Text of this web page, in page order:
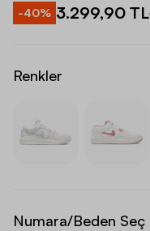
-40% 3.299,90 TL
Renkler
Numara/Beden Seç